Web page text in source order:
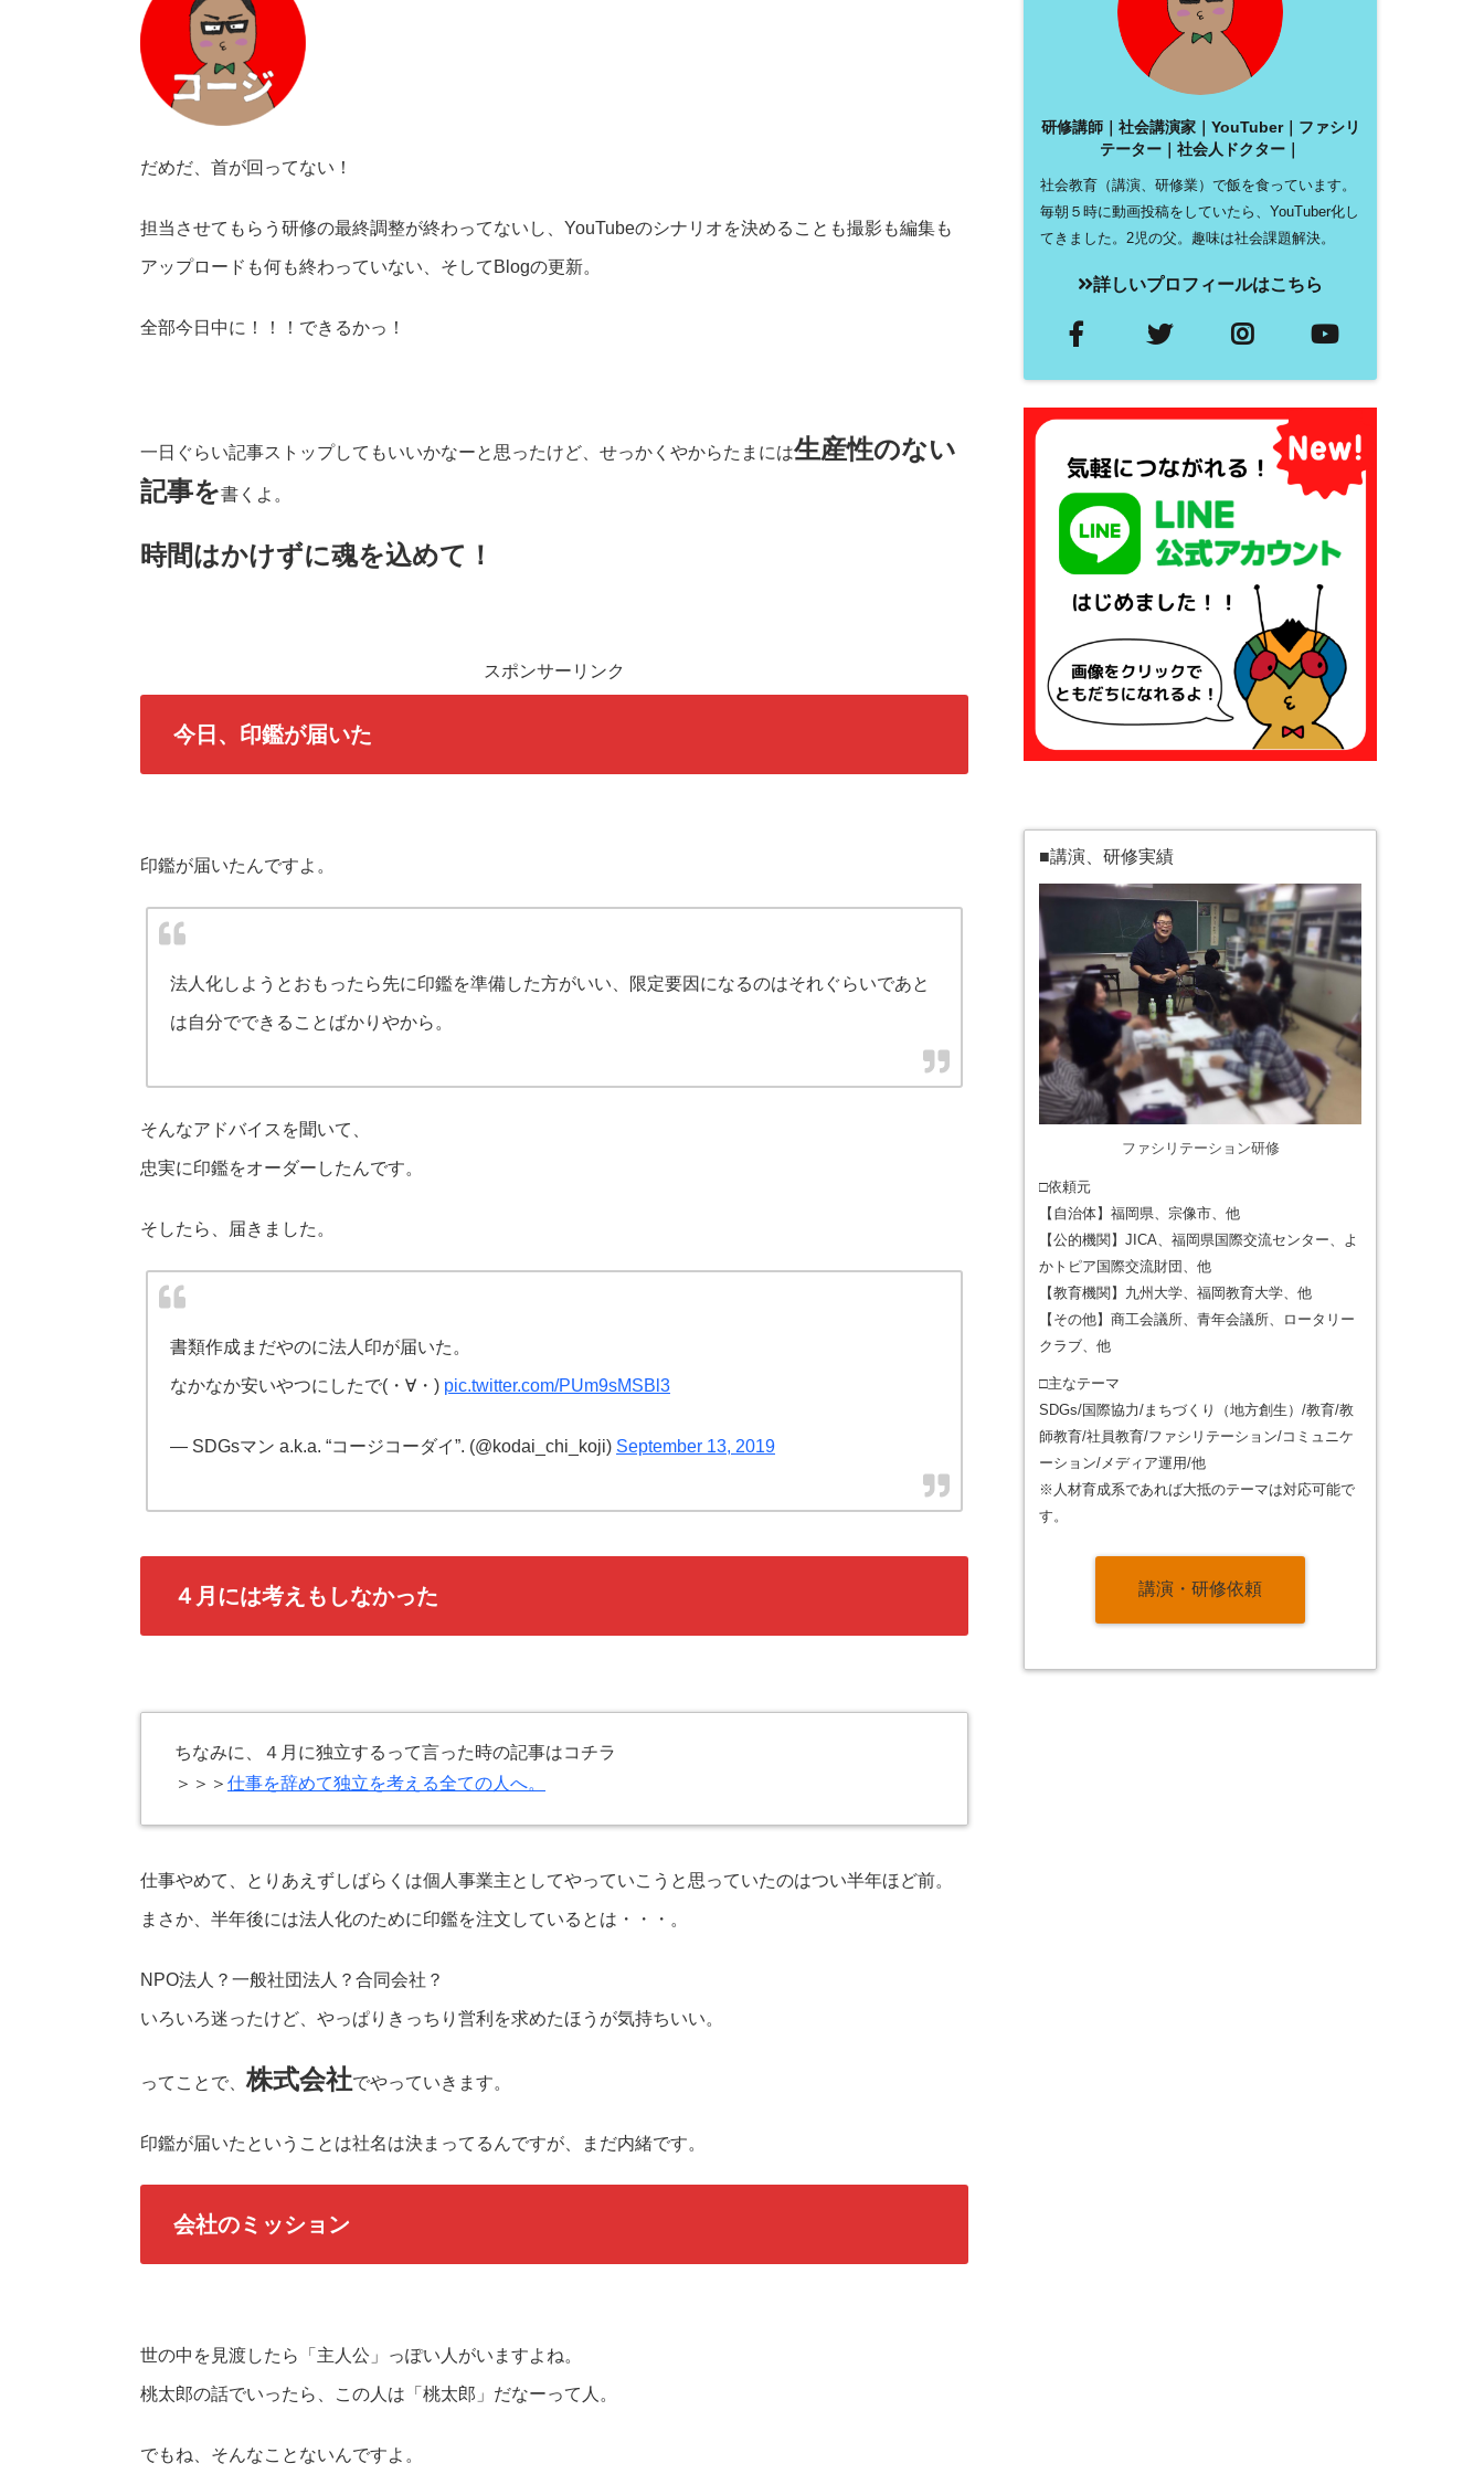
だめだ、首が回ってない！
担当させてもらう研修の最終調整が終わってないし、YouTubeのシナリオを決めることも撮影も編集も
アップロードも何も終わっていない、そしてBlogの更新。
全部今日中に！！！できるかっ！
一日ぐらい記事ストップしてもいいかなーと思ったけど、せっかくやからたまには生産性のない
記事を書くよ。
時間はかけずに魂を込めて！
スポンサーリンク
今日、印鑑が届いた
印鑑が届いたんですよ。
法人化しようとおもったら先に印鑑を準備した方がいい、限定要因になるのはそれぐらいであと
は自分でできることばかりやから。
そんなアドバイスを聞いて、
忠実に印鑑をオーダーしたんです。
そしたら、届きました。
書類作成まだやのに法人印が届いた。
なかなか安いやつにしたで(・∀・) pic.twitter.com/PUm9sMSBl3
— SDGsマン a.k.a. “コージコーダイ”. (@kodai_chi_koji) September 13, 2019
４月には考えもしなかった
ちなみに、４月に独立するって言った時の記事はコチラ
＞＞＞ 仕事を辞めて独立を考える全ての人へ。
仕事やめて、とりあえずしばらくは個人事業主としてやっていこうと思っていたのはつい半年ほど前。
まさか、半年後には法人化のために印鑑を注文しているとは・・・。
NPO法人？一般社団法人？合同会社？
いろいろ迷ったけど、やっぱりきっちり営利を求めたほうが気持ちいい。
ってことで、株式会社でやっていきます。
印鑑が届いたということは社名は決まってるんですが、まだ内緒です。
会社のミッション
世の中を見渡したら「主人公」っぽい人がいますよね。
桃太郎の話でいったら、この人は「桃太郎」だなーって人。
でもね、そんなことないんですよ。
研修講師｜社会講演家｜YouTuber｜ファシリ
テーター｜社会人ドクター｜
社会教育（講演、研修業）で飯を食っています。
毎朝５時に動画投稿をしていたら、YouTuber化し
てきました。2児の父。趣味は社会課題解決。
詳しいプロフィールはこちら
■講演、研修実績
ファシリテーション研修
□依頼元
【自治体】福岡県、宗像市、他
【公的機関】JICA、福岡県国際交流センター、よ
かトピア国際交流財団、他
【教育機関】九州大学、福岡教育大学、他
【その他】商工会議所、青年会議所、ロータリー
クラブ、他
□主なテーマ
SDGs/国際協力/まちづくり（地方創生）/教育/教
師教育/社員教育/ファシリテーション/コミュニケ
ーション/メディア運用/他
※人材育成系であれば大抵のテーマは対応可能で
す。
講演・研修依頼